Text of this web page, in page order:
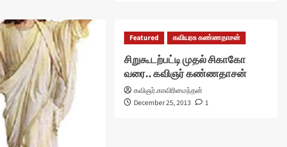
Featured கவியரசு கண்ணதாசன்
சிறுகூடற்பட்டி முதல் சிகாகோ
வரை.. கவிஞர் கண்ணதாசன்
கவிஞர்.காவிரிமைந்தன்
December 25, 2013
1